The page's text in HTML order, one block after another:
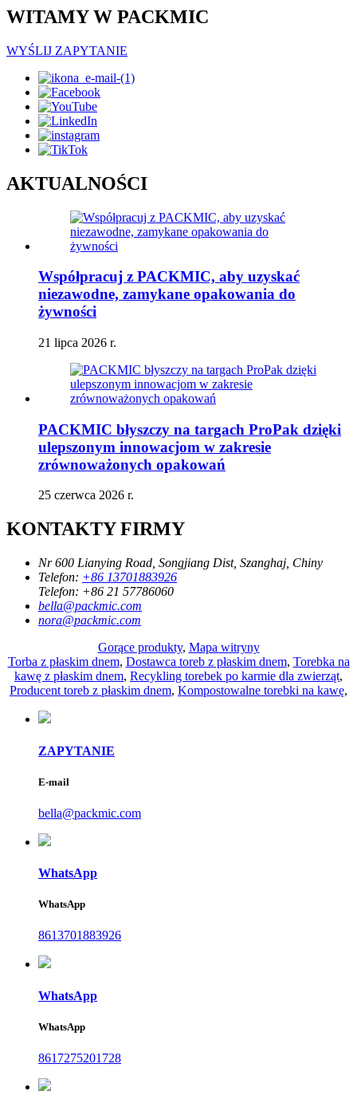
WITAMY W PACKMIC
WYŚLIJ ZAPYTANIE
AKTUALNOŚCI
Współpracuj z PACKMIC, aby uzyskać
niezawodne, zamykane opakowania do
żywności
21 lipca 2026 r.
PACKMIC błyszczy na targach ProPak dzięki
ulepszonym innowacjom w zakresie
zrównoważonych opakowań
25 czerwca 2026 r.
KONTAKTY FIRMY
Nr 600 Lianying Road, Songjiang Dist, Szanghaj, Chiny
Telefon: +86 13701883926
Telefon: +86 21 57786060
bella@packmic.com
nora@packmic.com
Gorące produkty, Mapa witryny
Torba z płaskim dnem, Dostawca toreb z płaskim dnem, Torebka na
kawę z płaskim dnem, Recykling torebek po karmie dla zwierząt,
Producent toreb z płaskim dnem, Kompostowalne torebki na kawę,
ZAPYTANIE
E-mail
bella@packmic.com
WhatsApp
WhatsApp
8613701883926
WhatsApp
WhatsApp
8617275201728